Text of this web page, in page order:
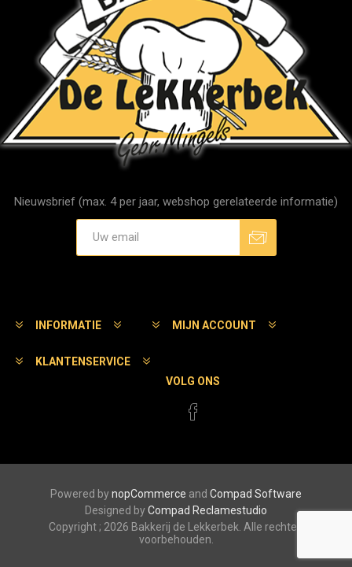
Nieuwsbrief (max. 4 per jaar, webshop gerelateerde informatie)
INFORMATIE MIJN ACCOUNT
KLANTENSERVICE
VOLG ONS
Powered bynopCommerce and Compad Software
Designed byCompad Reclamestudio
Copyright ; 2026 Bakkerij de Lekkerbek. Alle rechten
voorbehouden.